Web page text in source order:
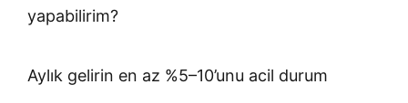
yapabilirim?
Aylık gelirin en az %5–10’unu acil durum